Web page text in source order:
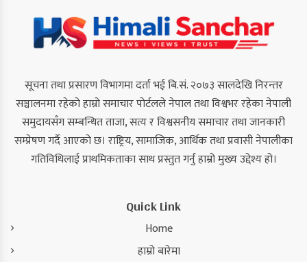
सूचना तथा प्रसारण विभागमा दर्ता भई बि.सं. २०७३ सालदेखि निरन्तर
सञ्चालनमा रहेको हाम्रो समाचार पोर्टलले नेपाल तथा विश्वभर रहेका नेपाली
समुदायसँग सम्बन्धित ताजा, सत्य र विश्वसनीय समाचार तथा जानकारी
सम्प्रेषण गर्दै आएको छ। राष्ट्रिय, सामाजिक, आर्थिक तथा प्रवासी नेपालीका
गतिविधिलाई प्राथमिकताका साथ प्रस्तुत गर्नु हाम्रो मुख्य उद्देश्य हो।
Quick Link
Home
हाम्रो बारेमा